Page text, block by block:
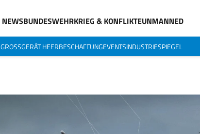
NEWSBUNDESWEHRKRIEG & KONFLIKTEUNMANNED
GROSSGERÄT HEERBESCHAFFUNGEVENTSINDUSTRIESPIEGEL